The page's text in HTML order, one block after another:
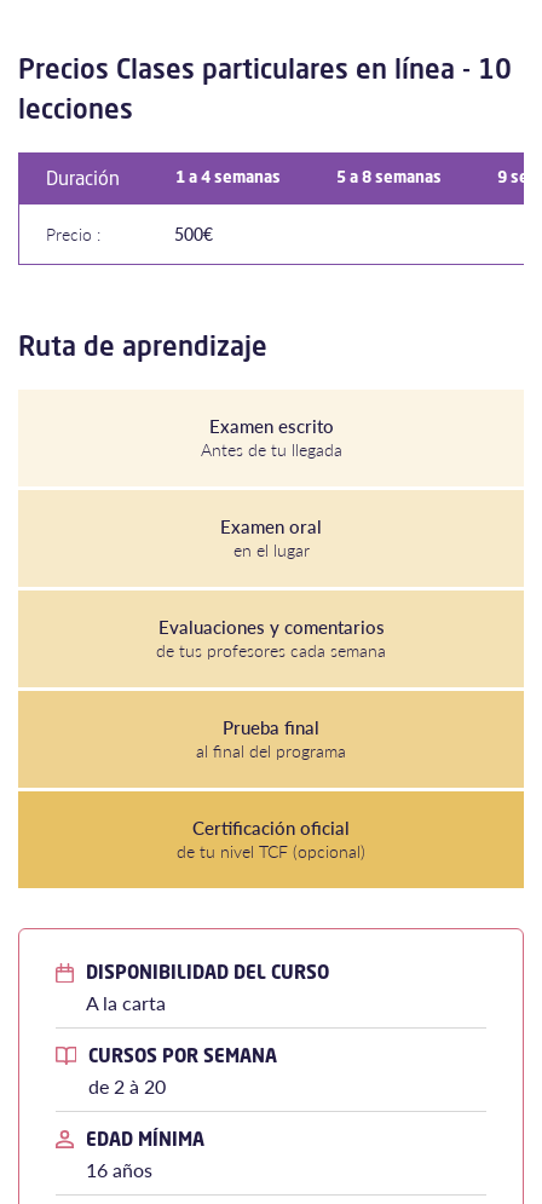
Precios Clases particulares en línea - 10
lecciones
Duración 1 a 4 semanas 5 a 8 semanas 9
Precio : 500€
Ruta de aprendizaje
Examen escrito
Antes de tu llegada
Examen oral
en el lugar
Evaluaciones y comentarios
de tus profesores cada semana
Prueba final
al final del programa
Certificación oficial
de tu nivel TCF (opcional)
DISPONIBILIDAD DEL CURSO
A la carta
CURSOS POR SEMANA
de 2 à 20
EDAD MÍNIMA
16 años